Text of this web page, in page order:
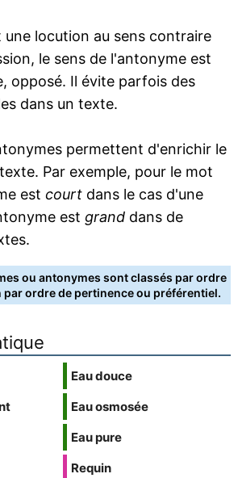
locution au sens contraire
le sens de l'antonyme est
opposé. Il évite parfois des
dans un texte.
permettent d'enrichir le
Par exemple, pour le mot
est courtdans le cas d'une
est granddans de
ou antonymes sont classés par ordre
ordre de pertinence ou préférentiel.
Eau douce
Eau osmosée
Eau pure
Requin